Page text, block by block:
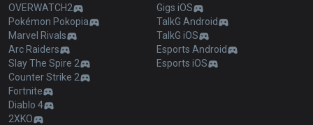
OVERWATCH2
Pokémon Pokopia
Marvel Rivals
Arc Raiders
Slay The Spire 2
Counter Strike 2
Fortnite
Diablo 4
2XKO
Gigs iOS
TalkG Android
TalkG iOS
Esports Android
Esports iOS